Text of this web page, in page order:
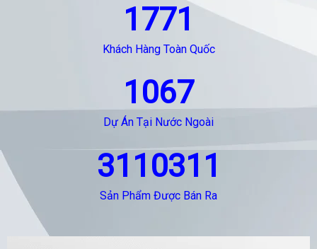
1771
Khách Hàng Toàn Quốc
1067
Dự Án Tại Nước Ngoài
3110311
Sản Phẩm Được Bán Ra